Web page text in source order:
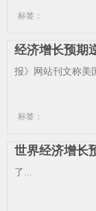
标签：
经济增长预期
报》网站刊文称美
标签：
世界经济增长
了...